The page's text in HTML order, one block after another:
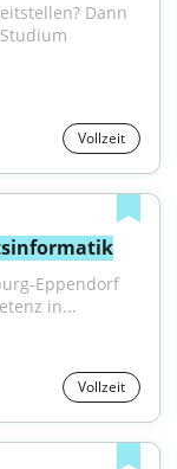
Dann
Vollzeit
Eppendorf
in...
Vollzeit